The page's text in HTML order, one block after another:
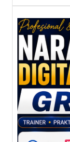
dan